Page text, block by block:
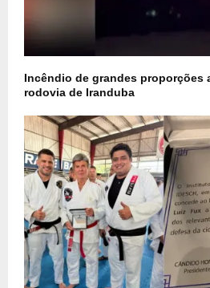
Incêndio de grandes proporções
rodovia de Iranduba